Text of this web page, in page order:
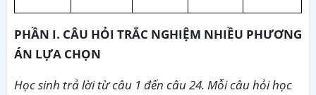
PHẦN I. CÂU HỎI TRẮC NGHIỆM NHIỀU PHƯƠNG
ÁN LỰA CHỌN
Học sinh trả lời từ câu 1 đến câu 24. Mỗi câu hỏi học